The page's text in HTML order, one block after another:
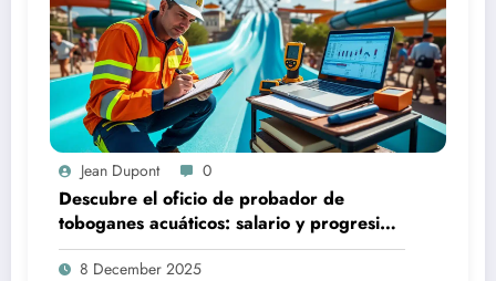
Jean Dupont 0
Descubre el oficio de probador de
toboganes acuáticos: salario y progresión
profesional
8 December 2025